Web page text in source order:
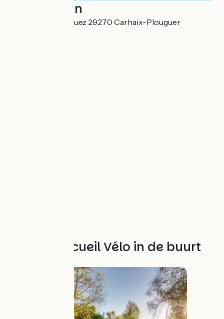
Localisation
3, Route de Kerniguez 29270 Carhaix-Plouguer
Andere Accueil Vélo in de buurt